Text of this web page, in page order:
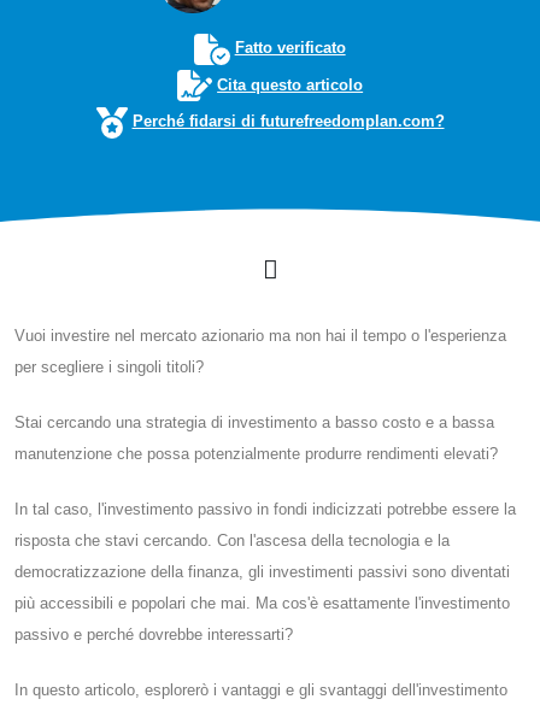
Fatto verificato
Cita questo articolo
Perché fidarsi di futurefreedomplan.com?
Vuoi investire nel mercato azionario ma non hai il tempo o l'esperienza
per scegliere i singoli titoli?
Stai cercando una strategia di investimento a basso costo e a bassa
manutenzione che possa potenzialmente produrre rendimenti elevati?
In tal caso, l'investimento passivo in fondi indicizzati potrebbe essere la
risposta che stavi cercando. Con l'ascesa della tecnologia e la
democratizzazione della finanza, gli investimenti passivi sono diventati
più accessibili e popolari che mai. Ma cos'è esattamente l'investimento
passivo e perché dovrebbe interessarti?
In questo articolo, esplorerò i vantaggi e gli svantaggi dell'investimento